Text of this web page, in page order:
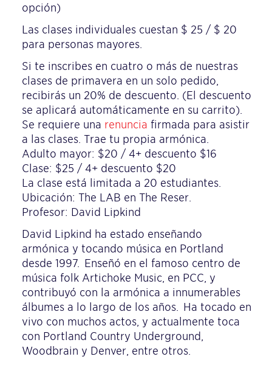
opción)
Las clases individuales cuestan $ 25 / $ 20
para personas mayores.
Si te inscribes en cuatro o más de nuestras
clases de primavera en un solo pedido,
recibirás un 20% de descuento. (El descuento
se aplicará automáticamente en su carrito).
Se requiere una renuncia firmada para asistir
a las clases. Trae tu propia armónica.
Adulto mayor: $20 / 4+ descuento $16
Clase: $25 / 4+ descuento $20
La clase está limitada a 20 estudiantes.
Ubicación: The LAB en The Reser.
Profesor: David Lipkind
David Lipkind ha estado enseñando
armónica y tocando música en Portland
desde 1997. Enseñó en el famoso centro de
música folk Artichoke Music, en PCC, y
contribuyó con la armónica a innumerables
álbumes a lo largo de los años. Ha tocado en
vivo con muchos actos, y actualmente toca
con Portland Country Underground,
Woodbrain y Denver, entre otros.